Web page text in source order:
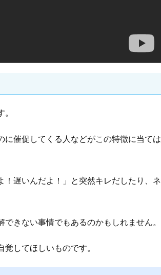
催促してくる人などがこの特徴に当ては
遅いんだよ！」と突然キレだしたり、ネ
きない事情でもあるのかもしれません。
してほしいものです。